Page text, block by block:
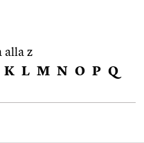
alla z
K L M N O P Q